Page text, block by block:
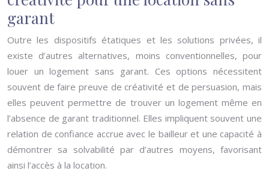
garant
Outre les dispositifs étatiques et les solutions privées, il
existe d’autres alternatives, moins conventionnelles, pour
louer un logement sans garant. Ces options nécessitent
souvent de faire preuve de créativité et de persuasion, mais
elles peuvent permettre de trouver un logement même en
l’absence de garant traditionnel. Elles impliquent souvent une
relation de confiance accrue avec le bailleur et une capacité à
démontrer sa solvabilité par d’autres moyens, favorisant
ainsi l’accès à la location.